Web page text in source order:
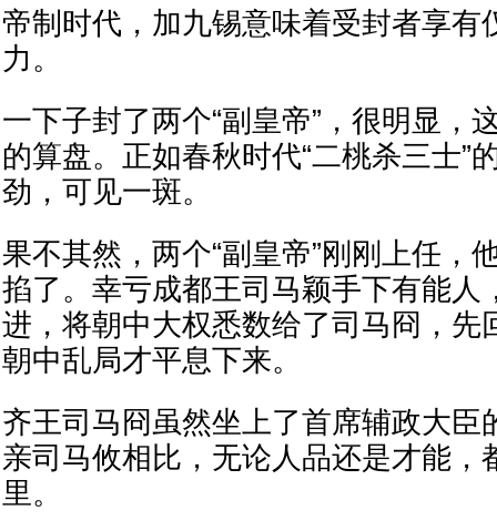
帝制时代，加九锡意味着受封者享有
力。
一下子封了两个“副皇帝”，很明显，
的算盘。正如春秋时代“二桃杀三士”
劲，可见一斑。
果不其然，两个“副皇帝”刚刚上任，
掐了。幸亏成都王司马颖手下有能人
进，将朝中大权悉数给了司马冏，先
朝中乱局才平息下来。
齐王司马冏虽然坐上了首席辅政大臣
亲司马攸相比，无论人品还是才能，
里。